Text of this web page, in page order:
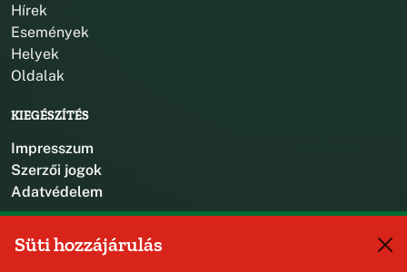
Hírek
Események
Helyek
Oldalak
KIEGÉSZÍTÉS
Impresszum
Szerzői jogok
Adatvédelem
Süti hozzájárulás